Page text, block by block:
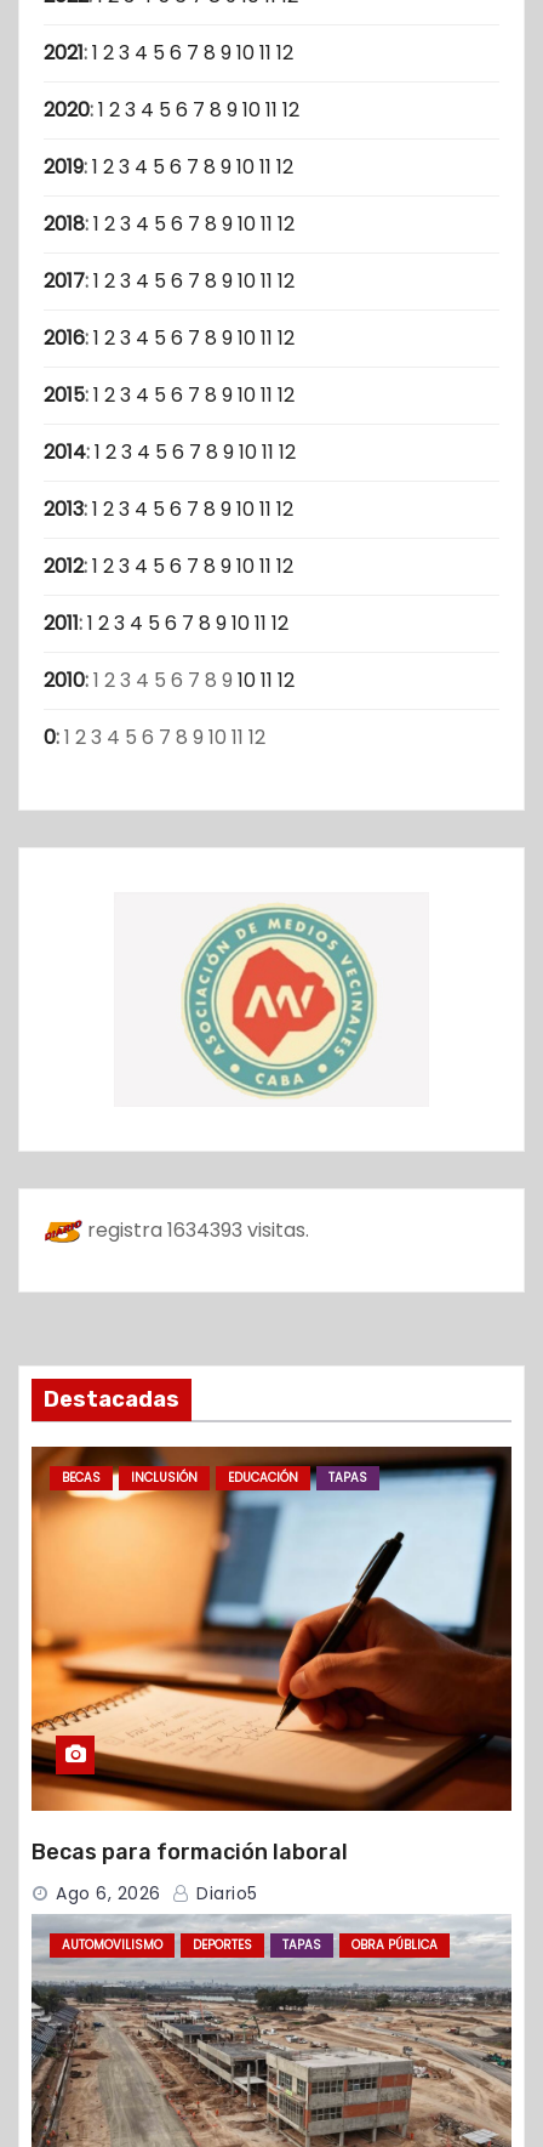
2021:1 23 4 56 7 8 91011 12
2020:1 23 4 56 7 8 91011 12
2019:1 23 4 56 7 8 91011 12
2018:1 23 4 56 7 8 91011 12
2017:1 23 4 56 7 8 91011 12
2016:1 23 4 56 7 8 91011 12
2015:1 23 4 56 7 8 91011 12
2014:1 23 4 56 7 8 91011 12
2013:1 23 4 56 7 8 91011 12
2012:1 23 4 56 7 8 91011 12
2011:1 23 4 56 7 8 91011 12
2010:1 23 4 5 6 7 8 9 1011 12
0:1 23 4 5 6 7 8 9 10 11 12
registra 1634393 visitas.
Destacadas
BECAS INCLUSIÓN EDUCACIÓN TAPAS
Becas para formación laboral
Ago 6, 2026 Diario5
AUTOMOVILISMO DEPORTES TAPAS OBRA PÚBLICA